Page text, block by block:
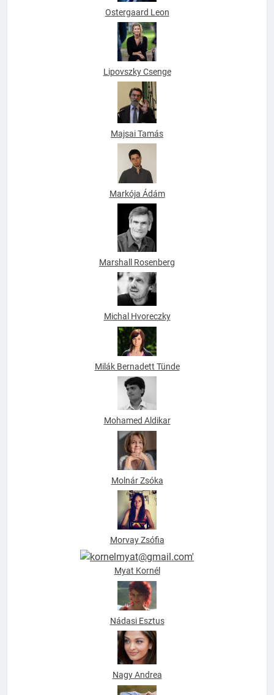
Ostergaard Leon
Lipovszky Csenge
Majsai Tamás
Markója Ádám
Marshall Rosenberg
Michal Hvoreczky
Milák Bernadett Tünde
Mohamed Aldikar
Molnár Zsóka
Morvay Zsófia
Myat Kornél
Nádasi Esztus
Nagy Andrea